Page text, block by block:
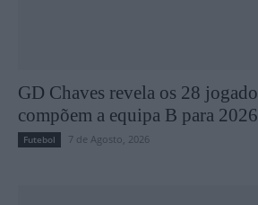
GD Chaves revela os 28
compõem a equipa B para
Futebol 7 de Agosto, 2026